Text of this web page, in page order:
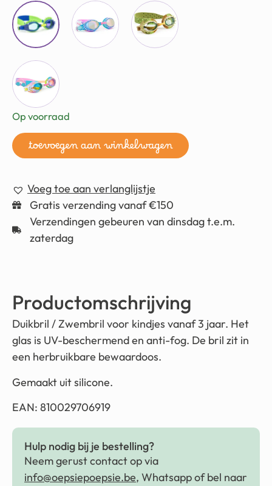
Op voorraad
toevoegen aan winkelwagen
Voeg toe aan verlanglijstje
Gratis verzending vanaf €150
Verzendingen gebeuren van dinsdag t.e.m.
zaterdag
Productomschrijving
Duikbril / Zwembril voor kindjes vanaf 3 jaar. Het
glas is UV-beschermend en anti-fog. De bril zit in
een herbruikbare bewaardoos.
Gemaakt uit silicone.
EAN: 810029706919
Hulp nodig bij je bestelling?
Neem gerust contact op via
info@oepsiepoepsie.be, Whatsapp of bel naar